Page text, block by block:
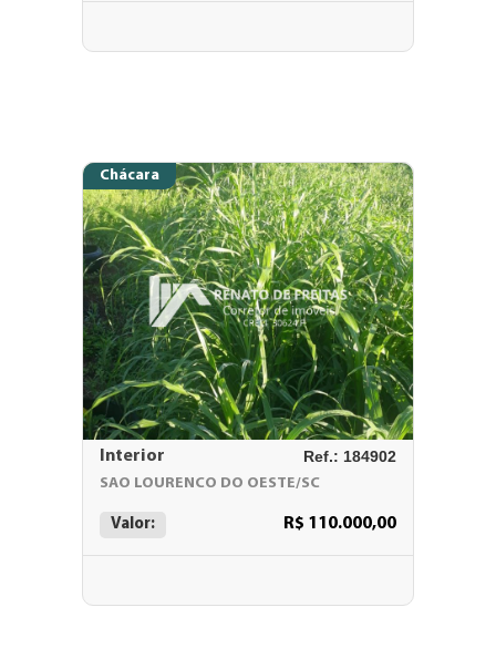
Chácara
Interior Ref.: 184902
SAO LOURENCO DO OESTE/SC
Valor: R$ 110.000,00